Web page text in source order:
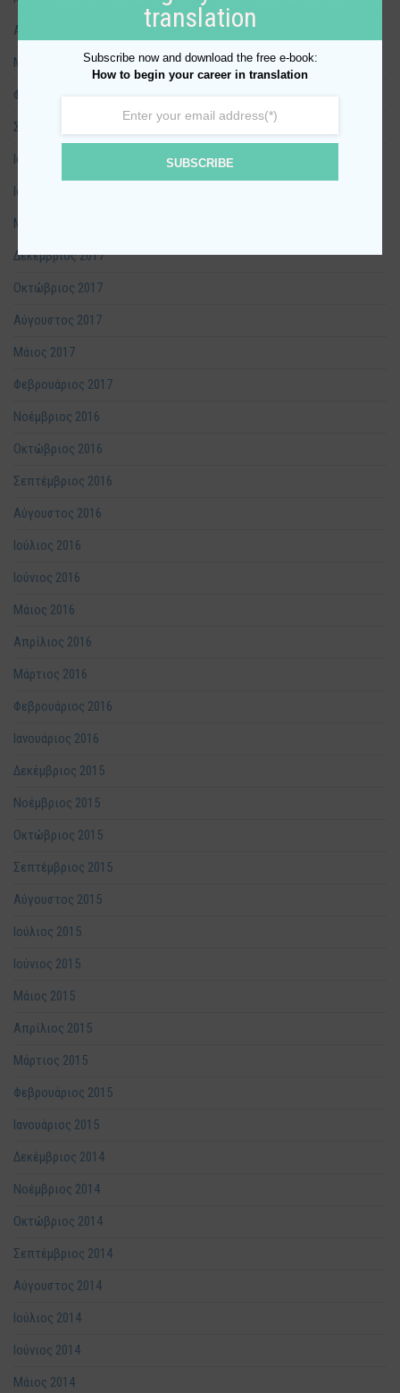
Απρίλιος 2019
Μάρτιος 2019
Φεβρουάριος 2019
Σεπτέμβριος 2018
Ιούλιος 2018
Ιούνιος 2018
Μάρτιος 2018
Δεκέμβριος 2017
Οκτώβριος 2017
Αύγουστος 2017
Μάιος 2017
Φεβρουάριος 2017
Νοέμβριος 2016
Οκτώβριος 2016
Σεπτέμβριος 2016
Αύγουστος 2016
Ιούλιος 2016
Ιούνιος 2016
Μάιος 2016
Απρίλιος 2016
Μάρτιος 2016
Φεβρουάριος 2016
Ιανουάριος 2016
Δεκέμβριος 2015
Νοέμβριος 2015
Οκτώβριος 2015
Σεπτέμβριος 2015
Αύγουστος 2015
Ιούλιος 2015
Ιούνιος 2015
Μάιος 2015
Απρίλιος 2015
Μάρτιος 2015
Φεβρουάριος 2015
Ιανουάριος 2015
Δεκέμβριος 2014
Νοέμβριος 2014
Οκτώβριος 2014
Σεπτέμβριος 2014
Αύγουστος 2014
Ιούλιος 2014
Ιούνιος 2014
Μάιος 2014
translation
Subscribe now and download the free e-book:
How to begin your career in translation
SUBSCRIBE